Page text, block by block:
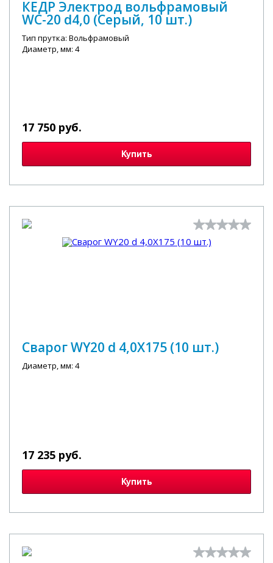
КЕДР Электрод вольфрамовый
WC-20 d4,0 (Серый, 10 шт.)
Тип прутка: Вольфрамовый
Диаметр, мм: 4
17 750 руб.
Купить
Сварог WY20 d 4,0X175 (10 шт.)
Диаметр, мм: 4
17 235 руб.
Купить